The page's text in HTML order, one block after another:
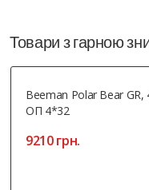
Товари з гарною
Beeman Polar Bear
ОП 4*32
9210 грн.